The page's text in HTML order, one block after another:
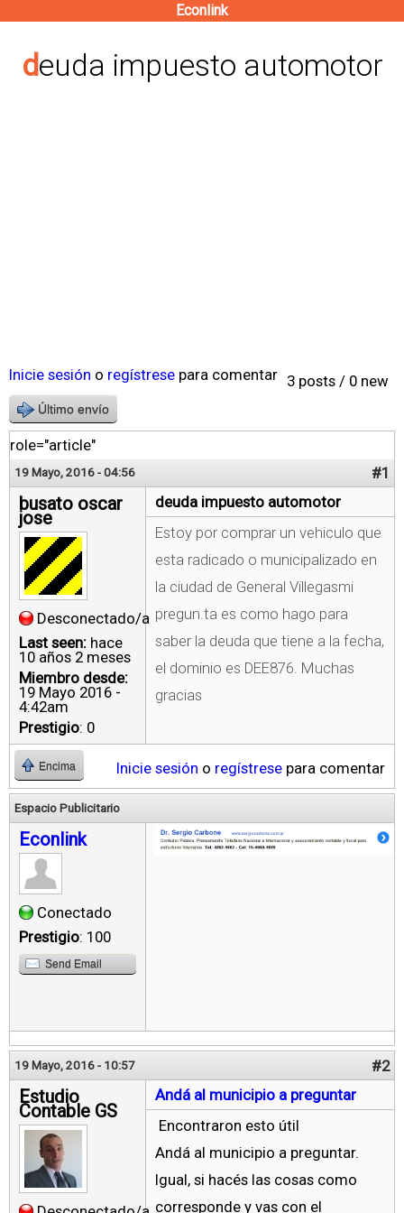
contenido
Econlink
deuda impuesto automotor
3 posts / 0 new
Inicie sesión o regístrese para comentar
Último envío
role="article"
19 Mayo, 2016 - 04:56 #1
busato oscar
jose
Desconectado/a
Last seen: hace
10 años 2 meses
Miembro desde:
19 Mayo 2016 -
4:42am
Prestigio: 0
deuda impuesto automotor
Estoy por comprar un vehiculo que
esta radicado o municipalizado en
la ciudad de General Villegasmi
pregun.ta es como hago para
saber la deuda que tiene a la fecha,
el dominio es DEE876. Muchas
gracias
Encima Inicie sesión o regístrese para comentar
Espacio Publicitario
Econlink
Conectado
Prestigio: 100
Send Email
19 Mayo, 2016 - 10:57 #2
Estudio
Contable GS
Andá al municipio a preguntar
Encontraron esto útil
Andá al municipio a preguntar.
Igual, si hacés las cosas como
corresponde y vas con el